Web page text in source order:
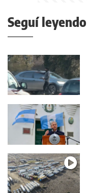
Seguí leyendo